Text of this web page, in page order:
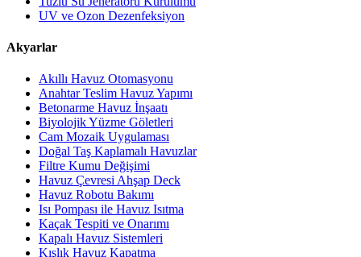
UV ve Ozon Dezenfeksiyon
Akyarlar
Akıllı Havuz Otomasyonu
Anahtar Teslim Havuz Yapımı
Betonarme Havuz İnşaatı
Biyolojik Yüzme Göletleri
Cam Mozaik Uygulaması
Doğal Taş Kaplamalı Havuzlar
Filtre Kumu Değişimi
Havuz Çevresi Ahşap Deck
Havuz Robotu Bakımı
Isı Pompası ile Havuz Isıtma
Kaçak Tespiti ve Onarımı
Kapalı Havuz Sistemleri
Kışlık Havuz Kapatma